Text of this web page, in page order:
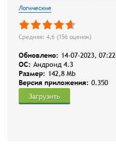
Логические
Средняя: 4,6 (156 оценок)
Обновлено: 14-07-2023, 07:22
OC: Андроид 4.3
Размер: 142,8 Mb
Версия приложения: 0.350
Загрузить